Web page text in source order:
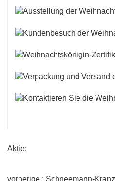
Aktie:
vorherige : Schneemann-Kranz